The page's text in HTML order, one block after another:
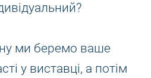
ми беремо ваше
у виставці, а потім